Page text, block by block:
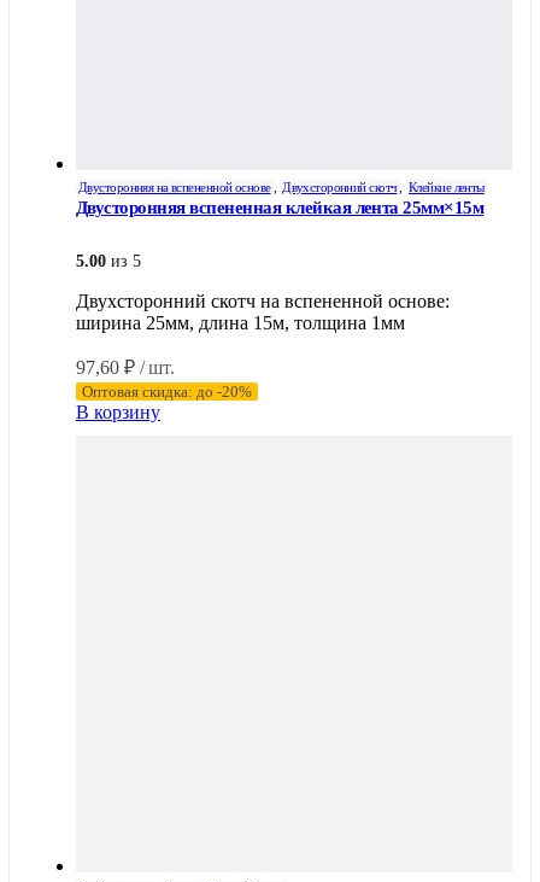
Двусторонняя на вспененной основе , Двухсторонний скотч, Клейкие ленты
Двусторонняя вспененная клейкая лента 25мм×15м
5.00 из 5
Двухсторонний скотч на вспененной основе:
ширина 25мм, длина 15м, толщина 1мм
97,60 ₽ / шт.
Оптовая скидка: до -20%
В корзину